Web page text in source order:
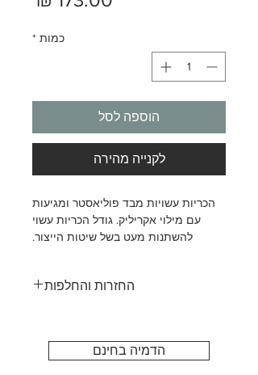
כמות *
הוספה לסל
לקנייה מהירה
הכריות עשויות מבד פוליאסטר ומגיעות
עם מילוי אקריליק. גודל הכריות עשוי
להשתנות מעט בשל שיטות הייצור.
החזרות והחלפות
יכולים לקבל החזרות או החלפות עקב
הדמיה בחינם